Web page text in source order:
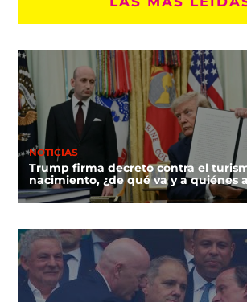
NOTICIAS
Trump firma decreto contra el
nacimiento, ¿de qué va y a quiénes